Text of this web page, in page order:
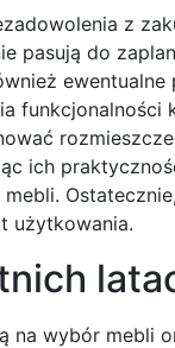
z
pasują do
ewentualne
funkcjonalności
ich
użytkowania.
na wybór mebli